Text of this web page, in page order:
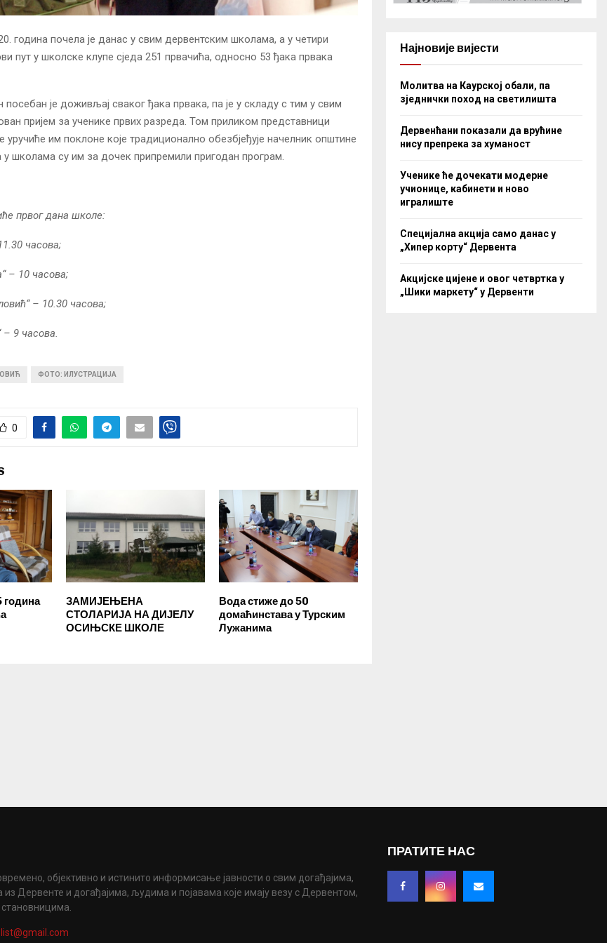
година почела је данас у свим дервентским школама, а у четири
пут у школске клупе сједа 251 првачића, односно 53 ђака првака
је доживљај сваког ђака првака, па је у складу с тим у свим
пријем за ученике првих разреда. Том приликом представници
уручиће им поклоне које традиционално обезбјеђује начелник општине
школама су им за дочек припремили пригодан програм.
првог дана школе:
часова;
– 10 часова;
– 10.30 часова;
9 часова.
ФОТО: ИЛУСТРАЦИЈА
0
година
ЗАМИЈЕЊЕНА
СТОЛАРИЈА НА ДИЈЕЛУ
ОСИЊСКЕ ШКОЛЕ
Вода стиже до 50
домаћинстава у Турским
Лужанима
Најновије вијести
Молитва на Каурској обали, па
зједнички поход на светилишта
Дервенћани показали да врућине
нису препрека за хуманост
Ученике ће дочекати модерне
учионице, кабинети и ново
игралиште
Специјална акција само данас у
„Хипер корту“ Дервента
Акцијске цијене и овог четвртка у
„Шики маркету“ у Дервенти
објективно и истинито информисање јавности о свим догађајима,
Дервенте и догађајима, људима и појавама које имају везу с Дервентом,
ПРАТИТЕ НАС